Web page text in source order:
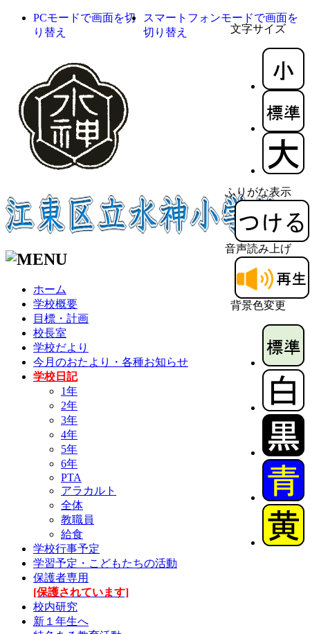
文字サイズ
ふりがな表示
音声読み上げ
背景色変更
PCモードで画面を切
り替え
スマートフォンモードで画面を
切り替え
ホーム
学校概要
目標・計画
校長室
学校だより
今月のおたより・各種お知らせ
学校日記
1年
2年
3年
4年
5年
6年
PTA
アラカルト
全体
教職員
給食
学校行事予定
学習予定・こどもたちの活動
保護者専用
[保護されています]
校内研究
新１年生へ